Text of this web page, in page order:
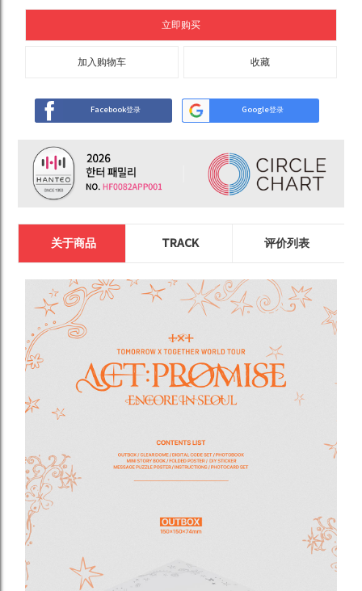
立即购买
加入购物车 收藏
Facebook登录 Google登录
关于商品 TRACK 评价列表